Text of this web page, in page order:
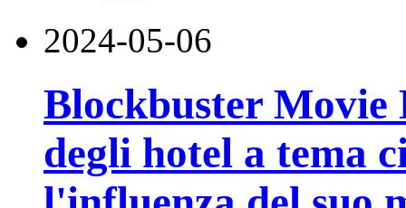
2024-05-06
Blockbuster Movie
degli hotel a tema